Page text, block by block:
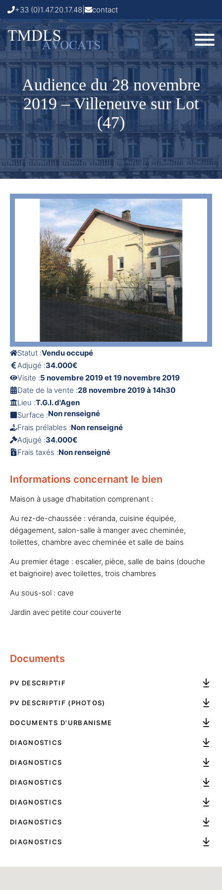
+33 (0)1.47.20.17.48 contact
Audience du 28 novembre
2019 – Villeneuve sur Lot
(47)
Statut :Vendu occupé
Adjugé :34.000€
Visite :5 novembre 2019 et 19 novembre 2019
Date de la vente :28 novembre 2019 à 14h30
Lieu :T.G.I. d'Agen
Surface :Non renseigné
Frais prélables :Non renseigné
Adjugé :34.000€
Frais taxés :Non renseigné
Informations concernant le bien
Maison à usage d’habitation comprenant :
Au rez-de-chaussée : véranda, cuisine équipée,
dégagement, salon-salle à manger avec cheminée,
toilettes, chambre avec cheminée et salle de bains
Au premier étage : escalier, pièce, salle de bains (douche
et baignoire) avec toilettes, trois chambres
Au sous-sol : cave
Jardin avec petite cour couverte
Documents
PV DESCRIPTIF
PV DESCRIPTIF (PHOTOS)
DOCUMENTS D'URBANISME
DIAGNOSTICS
DIAGNOSTICS
DIAGNOSTICS
DIAGNOSTICS
DIAGNOSTICS
DIAGNOSTICS